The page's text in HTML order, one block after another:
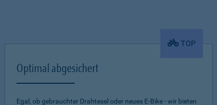
TOP
Optimal abgesichert
Egal, ob gebrauchter Drahtesel oder neues E-Bike - wir bieten